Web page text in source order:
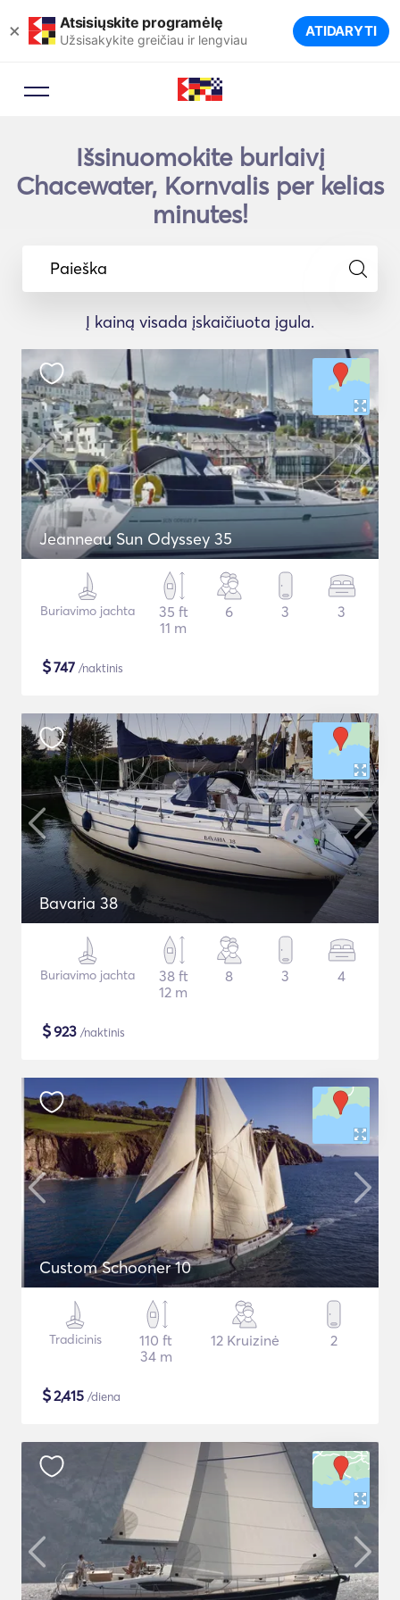
× Atsisiųskite programėlę
Užsisakykite greičiau ir lengviau ATIDARYTI
Išsinuomokite burlaivį
Chacewater, Kornvalis per kelias
minutes!
Paieška
Į kainą visada įskaičiuota įgula.
Jeanneau Sun Odyssey 35
Buriavimo jachta
35 ft
11 m
6 3 3
$747 /naktinis
Bavaria 38
Buriavimo jachta
38 ft
12 m
8 3 4
$923 /naktinis
Custom Schooner 10
Tradicinis
110 ft
34 m
12 Kruizinė 2
$2,415 /diena